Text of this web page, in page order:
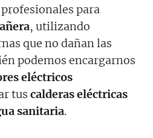
para
, utilizando
que no dañan las
podemos encargarnos
eléctricos
tus calderas eléctricas
sanitaria.